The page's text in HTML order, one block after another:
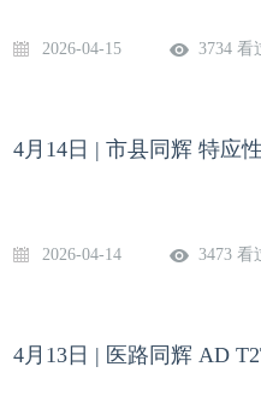
2026-04-15 3734 看
4月14日 | 市县同辉 特应
2026-04-14 3473 看
4月13日 | 医路同辉 AD